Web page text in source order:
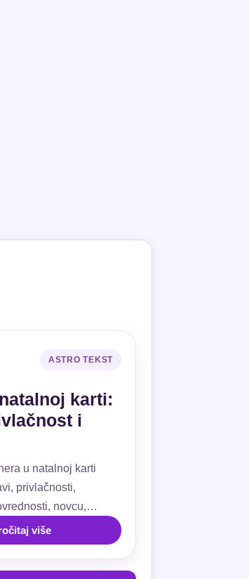
ASTRO TEKST
karti:
i
u natalnoj karti
privlačnosti,
novcu,
i aspektima.
više